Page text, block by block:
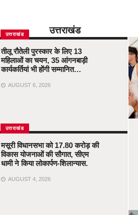
उत्तराखंड
उत्तराखंड
तीलू रौतेली पुरस्कार के लिए 13
महिलाओं का चयन, 35 आंगनबाड़ी
कार्यकर्तियां भी होंगी सम्मानित…
AUGUST 6, 2026
उत्तराखंड
मसूरी विधानसभा को 17.80 करोड़ की
विकास योजनाओं की सौगात, सीएम
धामी ने किया लोकार्पण-शिलान्यास.
AUGUST 4, 2026